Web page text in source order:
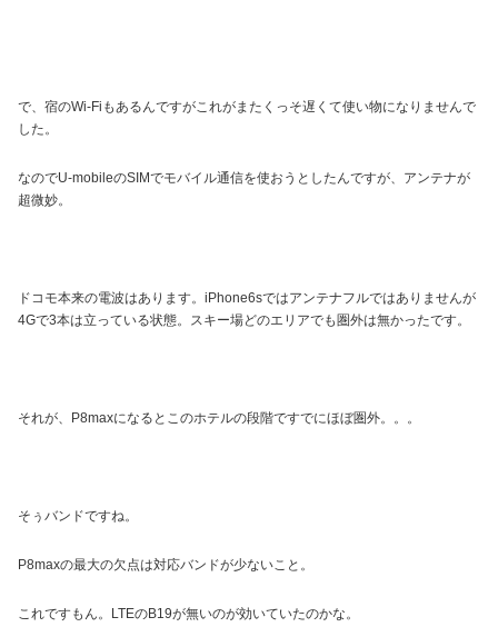
で、宿のWi-Fiもあるんですがこれがまたくっそ遅くて使い物になりませんで
した。
なのでU-mobileのSIMでモバイル通信を使おうとしたんですが、アンテナが
超微妙。
ドコモ本来の電波はあります。iPhone6sではアンテナフルではありませんが
4Gで3本は立っている状態。スキー場どのエリアでも圏外は無かったです。
それが、P8maxになるとこのホテルの段階ですでにほぼ圏外。。。
そぅバンドですね。
P8maxの最大の欠点は対応バンドが少ないこと。
これですもん。LTEのB19が無いのが効いていたのかな。